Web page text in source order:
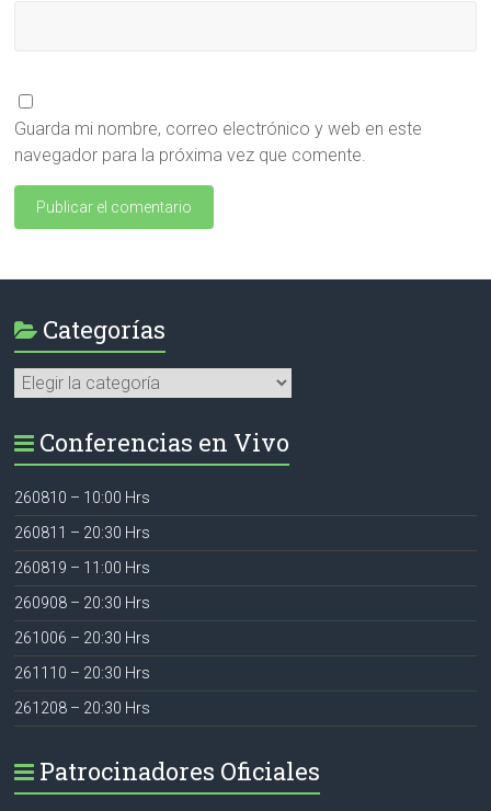
Guarda mi nombre, correo electrónico y web en este
navegador para la próxima vez que comente.
Categorías
Categorías
Conferencias en Vivo
260810 – 10:00 Hrs
260811 – 20:30 Hrs
260819 – 11:00 Hrs
260908 – 20:30 Hrs
261006 – 20:30 Hrs
261110 – 20:30 Hrs
261208 – 20:30 Hrs
Patrocinadores Oficiales